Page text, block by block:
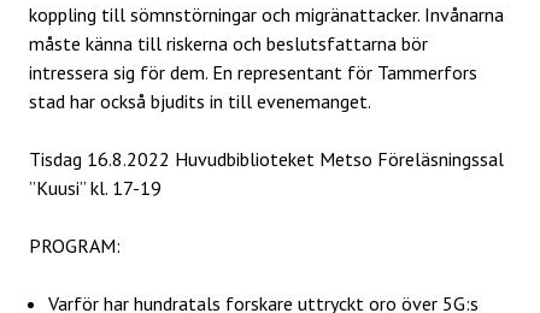
koppling till sömnstörningar och migränattacker. Invånarna
måste känna till riskerna och beslutsfattarna bör
intressera sig för dem. En representant för Tammerfors
stad har också bjudits in till evenemanget.
Tisdag 16.8.2022 Huvudbiblioteket Metso Föreläsningssal
”Kuusi” kl. 17-19
PROGRAM:
Varför har hundratals forskare uttryckt oro över 5G:s